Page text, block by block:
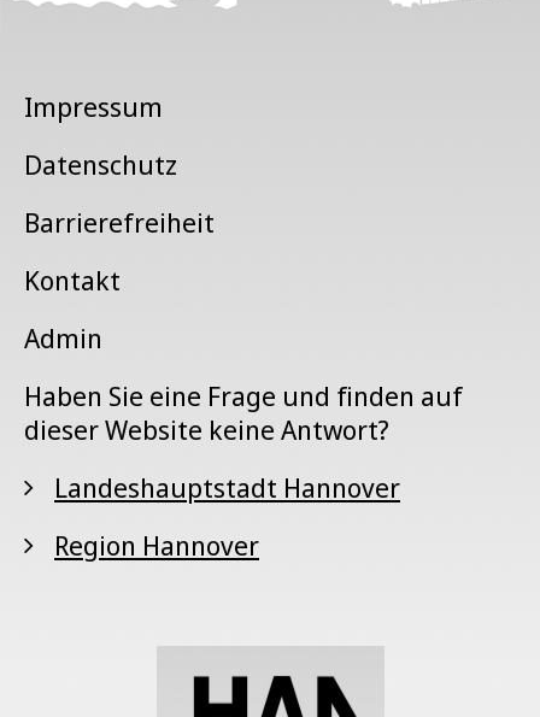
Impressum
Datenschutz
Barrierefreiheit
Kontakt
Admin
Haben Sie eine Frage und finden auf
dieser Website keine Antwort?
Landeshauptstadt Hannover
Region Hannover